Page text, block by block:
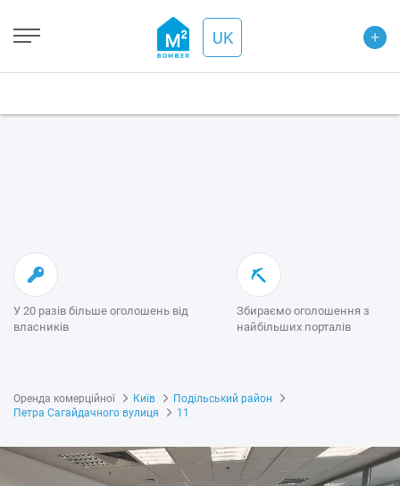
UK +
У 20 разів більше оголошень від
власників
Збираємо оголошення з
найбільших порталів
Оренда комерційної Київ
Подільський район
Петра Сагайдачного вулиця
11